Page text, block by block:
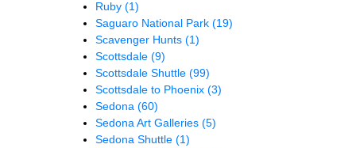
Ruby (1)
Saguaro National Park (19)
Scavenger Hunts (1)
Scottsdale (9)
Scottsdale Shuttle (99)
Scottsdale to Phoenix (3)
Sedona (60)
Sedona Art Galleries (5)
Sedona Shuttle (1)